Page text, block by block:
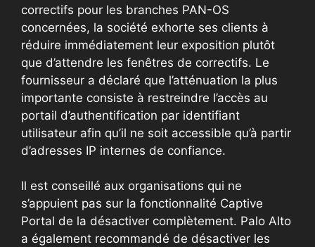
correctifs pour les branches PAN-OS
concernées, la société exhorte ses clients à
réduire immédiatement leur exposition plutôt
que d’attendre les fenêtres de correctifs. Le
fournisseur a déclaré que l’atténuation la plus
importante consiste à restreindre l’accès au
portail d’authentification par identifiant
utilisateur afin qu’il ne soit accessible qu’à partir
d’adresses IP internes de confiance.
Il est conseillé aux organisations qui ne
s’appuient pas sur la fonctionnalité Captive
Portal de la désactiver complètement. Palo Alto
a également recommandé de désactiver les